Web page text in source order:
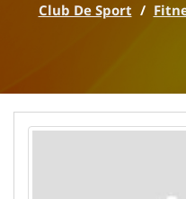
Club De Sport /